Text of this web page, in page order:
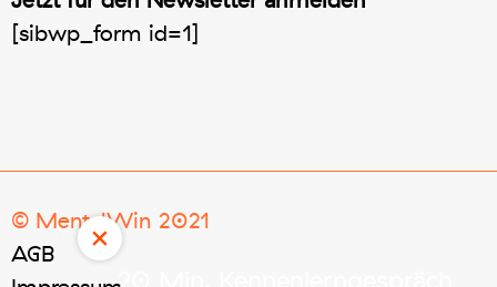
×
20 Min. Kennenlerngespräch
[sibwp_form id=1]
© MentalWin 2021
AGB